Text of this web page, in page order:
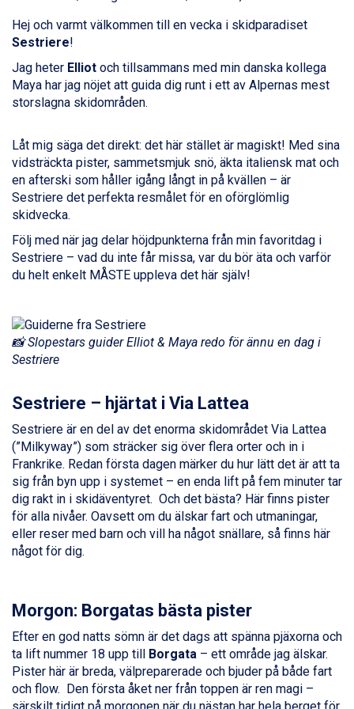
Fieberbrunn från 9.645 kr.
Ischgl från 11.295 kr.
Val Thorens från 8.395 kr.
Zell am See från 6.295 kr.
Canazei från 7.195 kr.
Livigno från 5.595 kr.
Sauze dOulx från 6.145 kr.
Alleghe från 8.545 kr.
Bad Gastein från 6.295 kr.
Arabba från 11.045 kr.
La Thuile från 7.045 kr.
Bad Hofgastein från 8.595 kr.
Passo Tonale från 5.895 kr.
Saalbach från 9.445 kr.
Champoluc från 5.945 kr.
Sestriere från 6.945 kr.
Wagrain från 7.095 kr.
Val Thorens från 8.395 kr.
St. Anton från 11.245 kr.
Zell am See från 6.295 kr.
Canazei från 7.195 kr.
Livigno från 5.595 kr.
Ponte di Legno från 7.395 kr.
Sauze dOulx från 6.145 kr.
Alleghe från 8.545 kr.
Bad Gastein från 6.295 kr.
Arabba från 11.045 kr.
Bad Hofgastein från 8.595 kr.
Passo Tonale från 5.895 kr.
Saalbach från 9.445 kr.
Sölden från 12.995 kr.
Champoluc från 5.945 kr.
Sestriere från 6.945 kr.
Hej och varmt välkommen till en vecka i skidparadiset
Sestriere!
Jag heter Elliot och tillsammans med min danska kollega
Maya har jag nöjet att guida dig runt i ett av Alpernas mest
storslagna skidområden.
Låt mig säga det direkt: det här stället är magiskt! Med sina
vidsträckta pister, sammetsmjuk snö, äkta italiensk mat och
en afterski som håller igång långt in på kvällen – är
Sestriere det perfekta resmålet för en oförglömlig
skidvecka.
Följ med när jag delar höjdpunkterna från min favoritdag i
Sestriere – vad du inte får missa, var du bör äta och varför
du helt enkelt MÅSTE uppleva det här själv!
📸 Slopestars guider Elliot & Maya redo för ännu en dag i
Sestriere
Sestriere – hjärtat i Via Lattea
Sestriere är en del av det enorma skidområdet Via Lattea
(”Milkyway”) som sträcker sig över flera orter och in i
Frankrike. Redan första dagen märker du hur lätt det är att ta
sig från byn upp i systemet – en enda lift på fem minuter tar
dig rakt in i skidäventyret. Och det bästa? Här finns pister
för alla nivåer. Oavsett om du älskar fart och utmaningar,
eller reser med barn och vill ha något snällare, så finns här
något för dig.
Morgon: Borgatas bästa pister
Efter en god natts sömn är det dags att spänna pjäxorna och
ta lift nummer 18 upp till Borgata – ett område jag älskar.
Pister här är breda, välpreparerade och bjuder på både fart
och flow. Den första åket ner från toppen är ren magi –